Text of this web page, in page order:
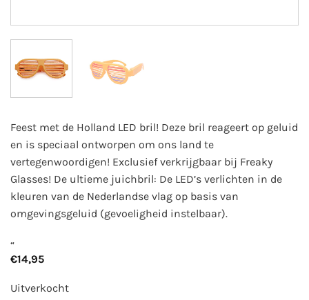
Feest met de Holland LED bril! Deze bril reageert op geluid
en is speciaal ontworpen om ons land te
vertegenwoordigen! Exclusief verkrijgbaar bij Freaky
Glasses! De ultieme juichbril: De LED’s verlichten in de
kleuren van de Nederlandse vlag op basis van
omgevingsgeluid (gevoeligheid instelbaar).
“
€14,95
Uitverkocht